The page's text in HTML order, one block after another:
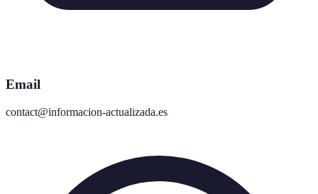
Email
contact@informacion-actualizada.es